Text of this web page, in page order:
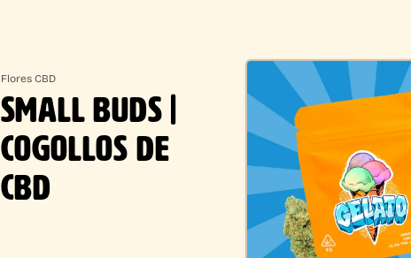
Flores CBD
SMALL BUDS |
COGOLLOS DE
CBD